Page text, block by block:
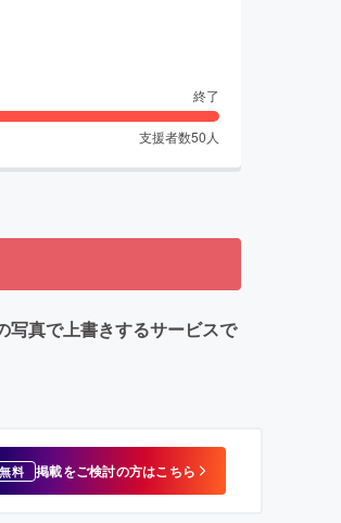
終了
支援者数50 人
写真で上書きするサービスで
無料 掲載をご検討の方はこちら